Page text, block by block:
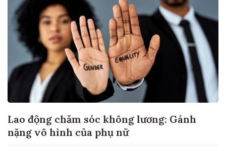
Lao động chăm sóc không lương: Gánh
nặng vô hình của phụ nữ